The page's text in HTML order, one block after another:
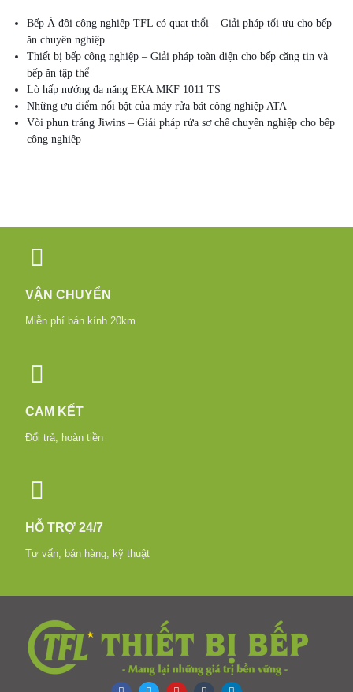
Bếp Á đôi công nghiệp TFL có quạt thổi – Giải pháp tối ưu cho bếp
ăn chuyên nghiệp
Thiết bị bếp công nghiệp – Giải pháp toàn diện cho bếp căng tin và
bếp ăn tập thể
Lò hấp nướng đa năng EKA MKF 1011 TS
Những ưu điểm nổi bật của máy rửa bát công nghiệp ATA
Vòi phun tráng Jiwins – Giải pháp rửa sơ chế chuyên nghiệp cho bếp
công nghiệp
VẬN CHUYỂN
Miễn phí bán kính 20km
CAM KẾT
Đổi trả, hoàn tiền
HỖ TRỢ 24/7
Tư vấn, bán hàng, kỹ thuật